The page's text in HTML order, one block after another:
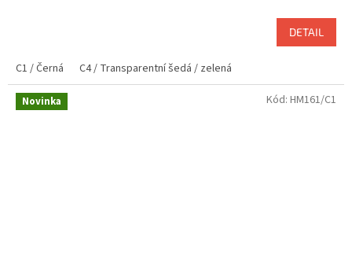
DETAIL
C1 / Černá C4 / Transparentní šedá / zelená
Novinka Kód: HM161/C1